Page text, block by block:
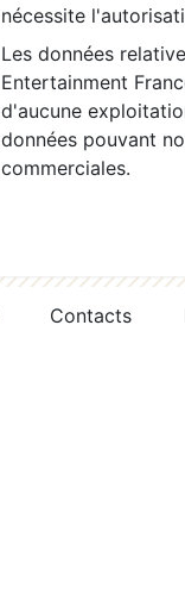
nécessite
Les données
Entertainment
d'aucune
données pouvant
commerciales.
Contacts